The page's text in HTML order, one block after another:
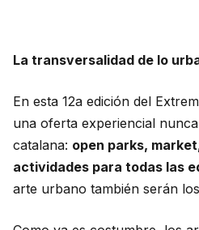
La transversalidad de lo
En esta 12a edición del
una oferta experiencial
catalana: open parks,
actividades para todas las
arte urbano también serán